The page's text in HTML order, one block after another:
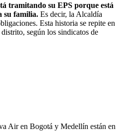
tramitando su EPS porque está
su familia. Es decir, la Alcaldía
Esta historia se repite en
según los sindicatos de
Air en Bogotá y Medellín están en